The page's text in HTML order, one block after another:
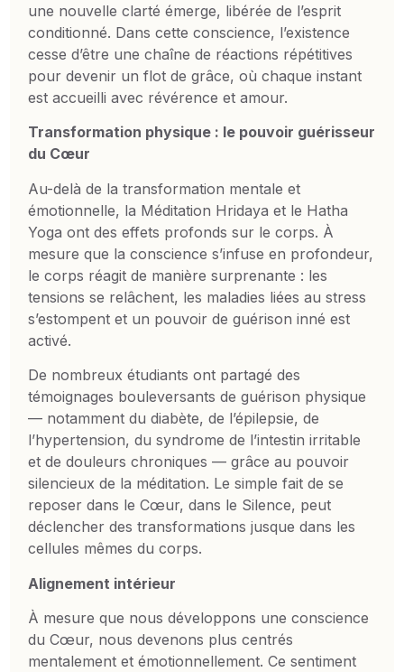
une nouvelle clarté émerge, libérée de l’esprit
conditionné. Dans cette conscience, l’existence
cesse d’être une chaîne de réactions répétitives
pour devenir un flot de grâce, où chaque instant
est accueilli avec révérence et amour.
Transformation physique : le pouvoir guérisseur
du Cœur
Au-delà de la transformation mentale et
émotionnelle, la Méditation Hridaya et le Hatha
Yoga ont des effets profonds sur le corps. À
mesure que la conscience s’infuse en profondeur,
le corps réagit de manière surprenante : les
tensions se relâchent, les maladies liées au stress
s’estompent et un pouvoir de guérison inné est
activé.
De nombreux étudiants ont partagé des
témoignages bouleversants de guérison physique
— notamment du diabète, de l’épilepsie, de
l’hypertension, du syndrome de l’intestin irritable
et de douleurs chroniques — grâce au pouvoir
silencieux de la méditation. Le simple fait de se
reposer dans le Cœur, dans le Silence, peut
déclencher des transformations jusque dans les
cellules mêmes du corps.
Alignement intérieur
À mesure que nous développons une conscience
du Cœur, nous devenons plus centrés
mentalement et émotionnellement. Ce sentiment